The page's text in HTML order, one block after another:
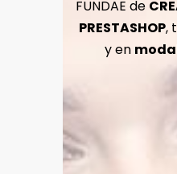
FUNDAE de
PRESTASHOP,
y en